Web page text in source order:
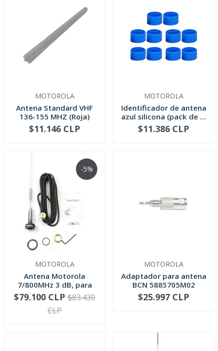
MOTOROLA
Antena Standard VHF
136-155 MHZ (Roja)
PRO5150/...
NO DISPONIBLE
$11.146 CLP
MOTOROLA
Identificador de antena
azul silicona (pack de ...
+
$11.386 CLP
-5%
MOTOROLA
Antena Motorola
7/800MHz 3 dB, para
montaje veh...
+
-
$79.100 CLP$83.430
CLP
MOTOROLA
Adaptador para antena
BCN 5885705M02
NO DISPONIBLE
$25.997 CLP